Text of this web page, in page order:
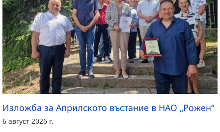
Изложба за Априлското въстание в НАО „Рожен“
6 август 2026 г.